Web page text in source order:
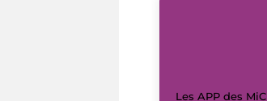
Les APP des MiC